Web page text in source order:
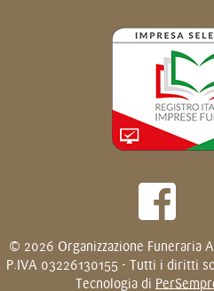
© 2026 Organizzazione Funeraria
P.IVA 03226130155 - Tutti i diritti
Tecnologia di